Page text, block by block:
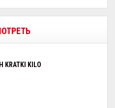
KILO